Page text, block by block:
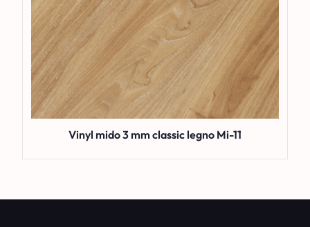
Vinyl mido 3 mm classic legno Mi-11